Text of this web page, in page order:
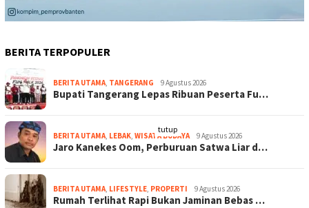
BERITA TERPOPULER
BERITA UTAMA, TANGERANG 9 Agustus 2026
Bupati Tangerang Lepas Ribuan Peserta Fu…
BERITA UTAMA, LEBAK, WISATA BUDAYA 9 Agustus 2026
Jaro Kanekes Oom, Perburuan Satwa Liar d…
BERITA UTAMA, LIFESTYLE, PROPERTI 9 Agustus 2026
Rumah Terlihat Rapi Bukan Jaminan Bebas …
tutup